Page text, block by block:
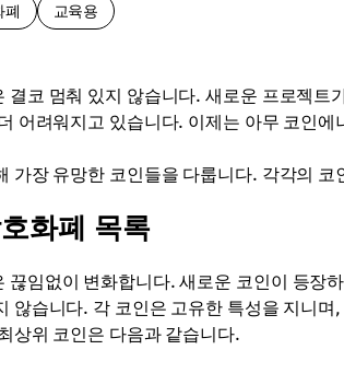
폐 교육용
결코 멈춰 있지 않습니다. 새로운 프로젝
어려워지고 있습니다. 이제는 아무 코인
가장 유망한 코인들을 다룹니다. 각각의
화폐 목록
끊임없이 변화합니다. 새로운 코인이 등장
않습니다. 각 코인은 고유한 특성을 지니
상위 코인은 다음과 같습니다.